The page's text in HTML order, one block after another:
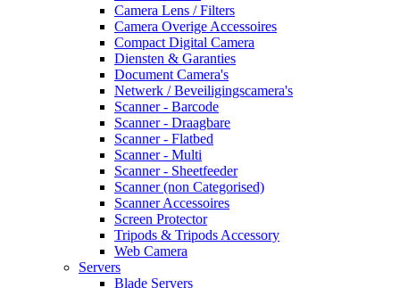
Camera Lens / Filters
Camera Overige Accessoires
Compact Digital Camera
Diensten & Garanties
Document Camera's
Netwerk / Beveiligingscamera's
Scanner - Barcode
Scanner - Draagbare
Scanner - Flatbed
Scanner - Multi
Scanner - Sheetfeeder
Scanner (non Categorised)
Scanner Accessoires
Screen Protector
Tripods & Tripods Accessory
Web Camera
Servers
Blade Servers